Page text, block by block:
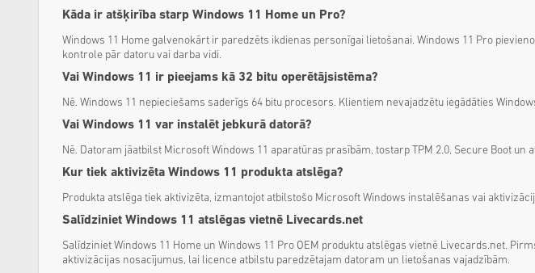
Kāda ir atšķirība starp Windows 11 Home un Pro?
Windows 11 Home galvenokārt ir paredzēts ikdienas personīgai lietošanai. Windows 11 Pro
kontrole pār datoru vai darba vidi.
Vai Windows 11 ir pieejams kā 32 bitu operētājsistēma?
Nē. Windows 11 nepieciešams saderīgs 64 bitu procesors. Klientiem nevajadzētu iegādāties
Vai Windows 11 var instalēt jebkurā datorā?
Nē. Datoram jāatbilst Microsoft Windows 11 aparatūras prasībām, tostarp TPM 2.0, Secure Boot un
Kur tiek aktivizēta Windows 11 produkta atslēga?
Produkta atslēga tiek aktivizēta, izmantojot atbilstošo Microsoft Windows instalēšanas vai
Salīdziniet Windows 11 atslēgas vietnē Livecards.net
Salīdziniet Windows 11 Home un Windows 11 Pro OEM produktu atslēgas vietnē Livecards.net.
aktivizācijas nosacījumus, lai licence atbilstu paredzētajam datoram un lietošanas vajadzībām.